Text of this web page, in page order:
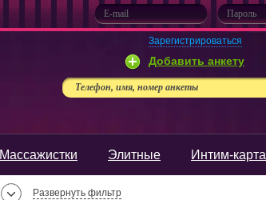
Зарегистрироваться
Добавить анкету
Телефон, имя, номер анкеты
Массажистки Элитные Интим-карта
Развернуть фильтр